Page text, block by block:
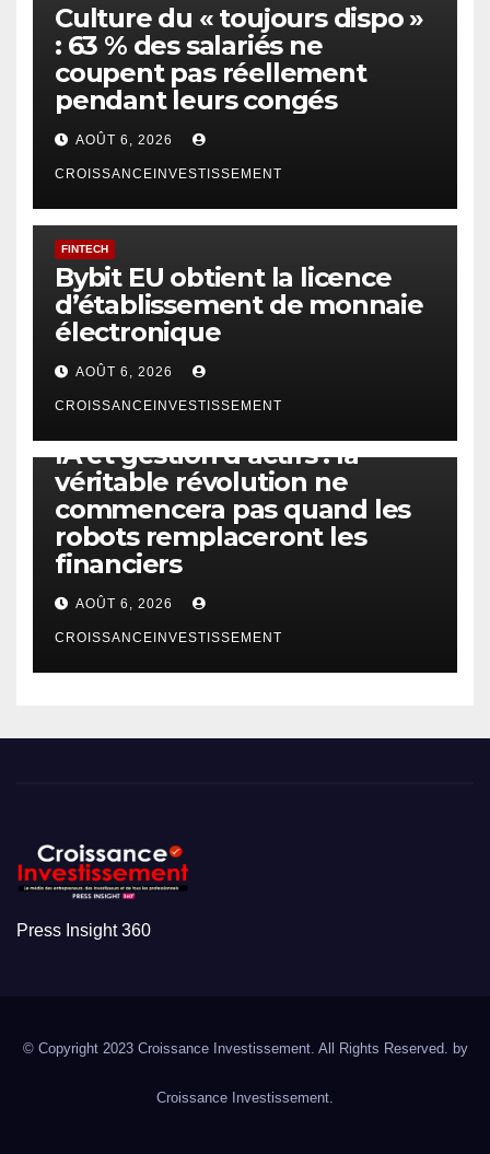
Culture du « toujours dispo »
: 63 % des salariés ne
coupent pas réellement
pendant leurs congés
AOÛT 6, 2026
CROISSANCEINVESTISSEMENT
FINTECH
Bybit EU obtient la licence
d’établissement de monnaie
électronique
AOÛT 6, 2026
CROISSANCEINVESTISSEMENT
IA et gestion d’actifs : la
véritable révolution ne
commencera pas quand les
robots remplaceront les
financiers
AOÛT 6, 2026
CROISSANCEINVESTISSEMENT
Press Insight 360
© Copyright 2023 Croissance Investissement. All Rights Reserved. by
Croissance Investissement.